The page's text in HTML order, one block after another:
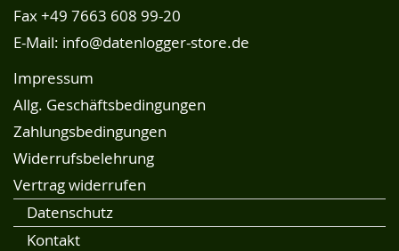
Fax +49 7663 608 99-20
E-Mail: info@datenlogger-store.de
Impressum
Allg. Geschäftsbedingungen
Zahlungsbedingungen
Widerrufsbelehrung
Vertrag widerrufen
Datenschutz
Kontakt